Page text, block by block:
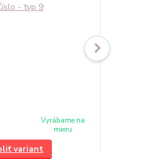
Vyrábame na
mieru
variant